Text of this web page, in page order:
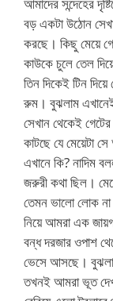
বড় একটা উঠোন
করছে। কিছু মেয়ে
কাউকে চুলে তেল
তিন দিকেই টিন
রুম। বুঝলাম
সেখান থেকেই
কাটছে যে মেয়েটা
এখানে কি? নাদিম
জরুরী কথা ছিল।
তেমন ভালো লোক না
নিয়ে আমরা এক
বন্ধ দরজার ওপাশ
ভেসে আসছে। বুঝলাম
তখনই আমরা ভূত